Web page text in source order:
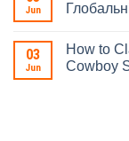
Jun
03
Jun
How to
Cowboy